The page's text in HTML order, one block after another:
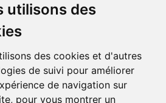
utilisons des
des cookies et d'autres
de suivi pour améliorer
de navigation sur
pour vous montrer un
MonsieurPaul
et n'est en aucun cas lié de
The Walt Disney Company, Pixar,
dérivés ou associés. Toute demande